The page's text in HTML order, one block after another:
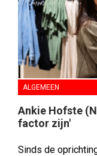
ALGEMEEN
Ankie Hofste
factor zijn'
Sinds de